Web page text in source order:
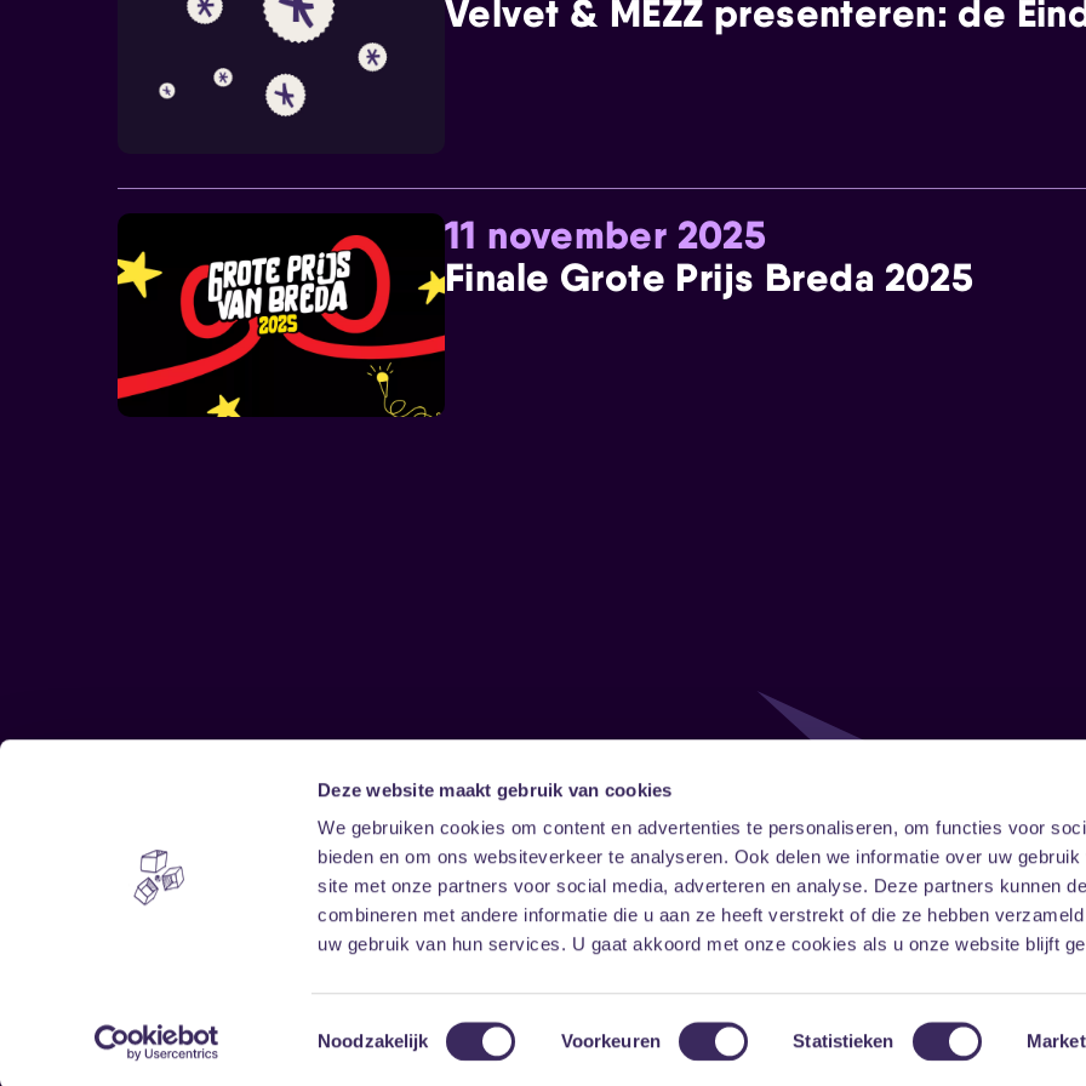
Deze website maakt gebruik van cookies
We gebruiken cookies om content en advertenties te personaliseren, om functies voor
bieden en om ons websiteverkeer te analyseren. Ook delen we informatie over uw gebruik
site met onze partners voor social media, adverteren en analyse. Deze partners kunnen
combineren met andere informatie die u aan ze heeft verstrekt of die ze hebben
uw gebruik van hun services. U gaat akkoord met onze cookies als u onze website blijft
Toestemmingsselectie
Noodzakelijk Voorkeuren Statistieken
Velvet & MEZZ presenteren: de
11 november 2025
Finale Grote Prijs Breda 2025
Home
Vrijwilligers
Disclaimer
Toegankelijkheid
Privacy & cookies
Follow
FacebookInstagramLinkedIn
Onze